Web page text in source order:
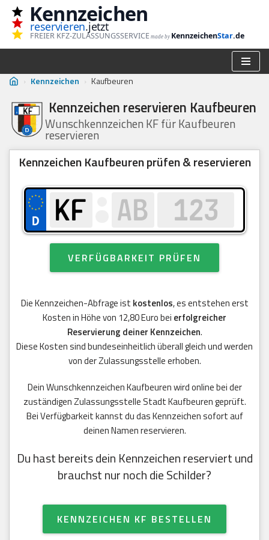
Zum
Inhalt
Kennzeichen
reservieren.jetzt
FREIER KFZ-ZULASSUNGSSERVICE made by KennzeichenStar.de
› Kennzeichen › Kaufbeuren
Kennzeichen reservieren Kaufbeuren
Wunschkennzeichen KF für Kaufbeuren
reservieren
Kennzeichen Kaufbeuren prüfen & reservieren
VERFÜGBARKEIT PRÜFEN
Die Kennzeichen-Abfrage ist kostenlos, es entstehen erst
Kosten in Höhe von 12,80 Euro bei erfolgreicher
Reservierung deiner Kennzeichen.
Diese Kosten sind bundeseinheitlich überall gleich und werden
von der Zulassungsstelle erhoben.
Dein Wunschkennzeichen Kaufbeuren wird online bei der
zuständigen Zulassungsstelle Stadt Kaufbeuren geprüft.
Bei Verfügbarkeit kannst du das Kennzeichen sofort auf
deinen Namen reservieren.
Du hast bereits dein Kennzeichen reserviert und
brauchst nur noch die Schilder?
KENNZEICHEN KF BESTELLEN